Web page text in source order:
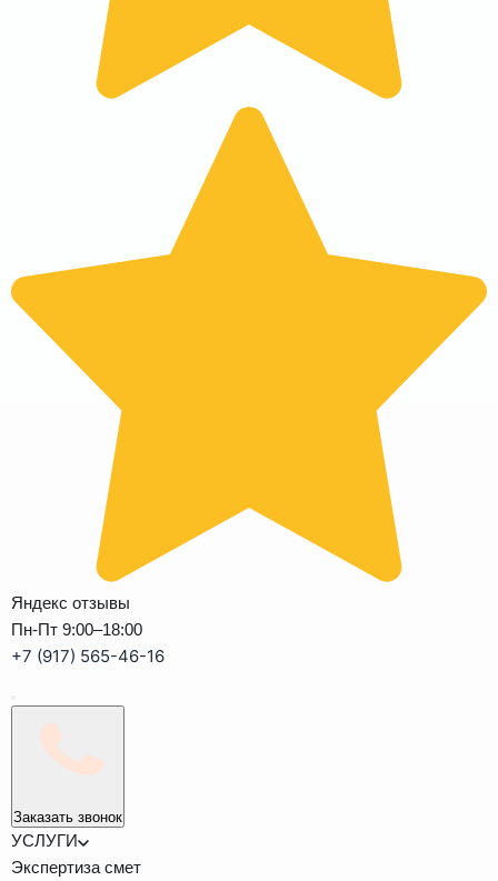
Яндекс отзывы
Пн-Пт 9:00–18:00
+7 (917) 565-46-16
Заказать звонок
УСЛУГИ
Экспертиза смет